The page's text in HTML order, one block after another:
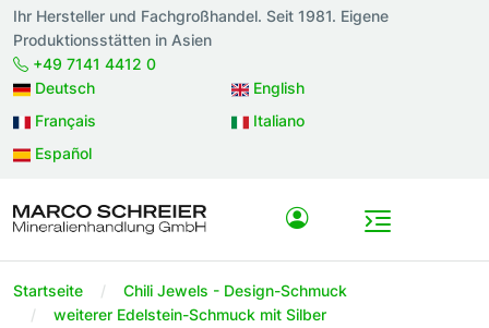
Ihr Hersteller und Fachgroßhandel. Seit 1981. Eigene
Produktionsstätten in Asien
+49 7141 4412 0
Deutsch
English
Français
Italiano
Español
Startseite
Chili Jewels - Design-Schmuck
weiterer Edelstein-Schmuck mit Silber